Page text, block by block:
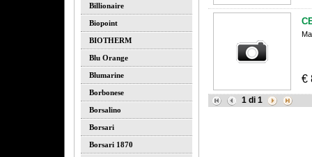
Billionaire
Biopoint
BIOTHERM
Blu Orange
Blumarine
Borbonese
Borsalino
Borsari
Borsari 1870
1di 1
€